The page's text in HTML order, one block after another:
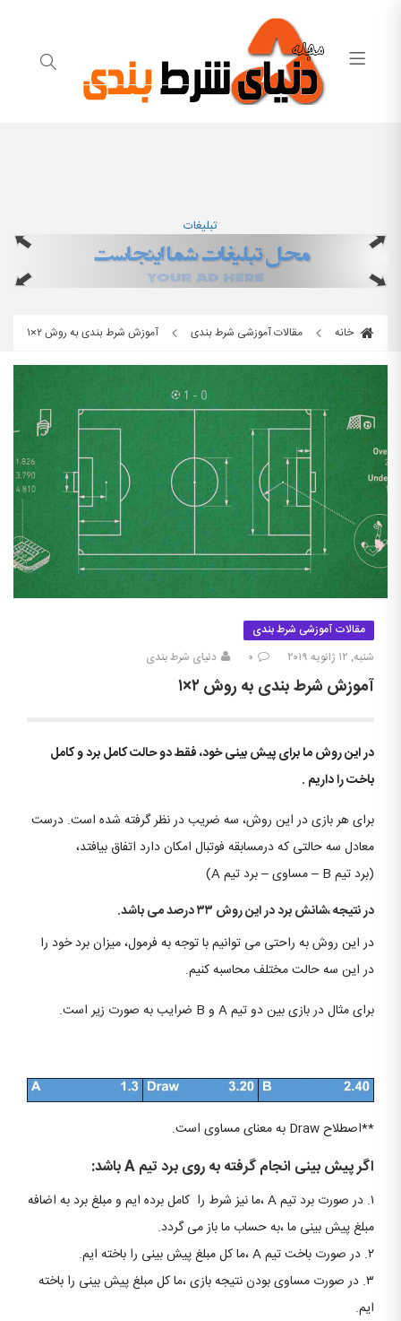
تبلیغات
خانه مقالات آموزشی شرط بندی آموزش شرط بندی به روش ۲×۱
مقالات آموزشی شرط بندی
شنبه, ۱۲ ژانویه ۲۰۱۹
۰ دنیای شرط بندی
آموزش شرط بندی به روش ۲×۱
در این روش ما برای پیش بینی خود، فقط دو حالت کامل برد و کامل
باخت را داریم .
برای هر بازی در این روش، سه ضریب در نظر گرفته شده است. درست
معادل سه حالتی که درمسابقه فوتبال امکان دارد اتفاق بیافتد،
(برد تیم B – مساوی – برد تیم A)
در نتیجه ،شانش برد در این روش ۳۳ درصد می باشد.
در این روش به راحتی می توانیم با توجه به فرمول، میزان برد خود را
در این سه حالت مختلف محاسبه کنیم.
برای مثال در بازی بین دو تیم A و B ضرایب به صورت زیر است.
**اصطلاح Draw به معنای مساوی است.
اگر پیش بینی انجام گرفته به روی برد تیم A باشد:
۱. در صورت برد تیم A ،ما نیز شرط را کامل برده ایم و مبلغ برد به اضافه
مبلغ پیش بینی ما ،به حساب ما باز می گردد.
۲. در صورت باخت تیم A ،ما کل مبلغ پیش بینی را باخته ایم.
۳. در صورت مساوی بودن نتیجه بازی ،ما کل مبلغ پیش بینی را باخته
ایم.